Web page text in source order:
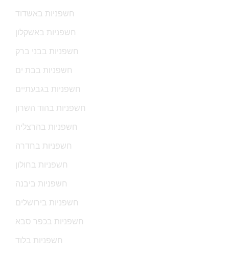
חשפניות באשדוד
חשפניות באשקלון
חשפניות בבני ברק
חשפניות בבת ים
חשפניות בגבעתיים
חשפניות בהוד השרון
חשפניות בהרצליה
חשפניות בחדרה
חשפניות בחולון
חשפניות ביבנה
חשפניות בירושלים
חשפניות בכפר סבא
חשפניות בלוד